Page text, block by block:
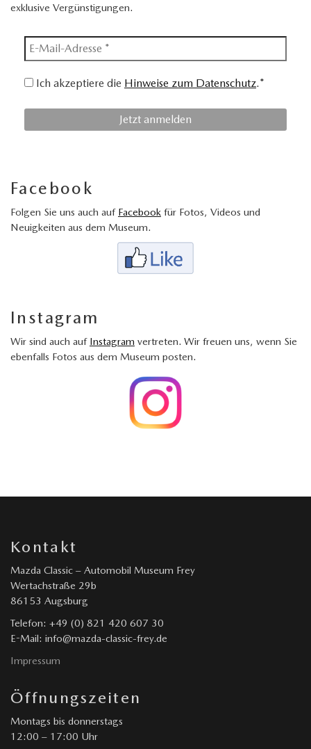
exklusive Vergünstigungen.
Ich akzeptiere die Hinweise zum Datenschutz.*
Facebook
Folgen Sie uns auch auf Facebook für Fotos, Videos und
Neuigkeiten aus dem Museum.
Instagram
Wir sind auch auf Instagram vertreten. Wir freuen uns, wenn Sie
ebenfalls Fotos aus dem Museum posten.
Kontakt
Mazda Classic – Automobil Museum Frey
Wertachstraße 29b
86153 Augsburg
Telefon: +49 (0) 821 420 607 30
E-Mail: info@mazda-classic-frey.de
Impressum
Öffnungszeiten
Montags bis donnerstags
12:00 – 17:00 Uhr